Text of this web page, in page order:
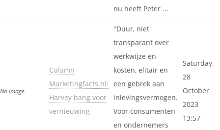
nu heeft Peter ...
No image
Column
Marketingfacts.nl:
Harvey bang voor
vernieuwing
"Duur, niet
transparant over
werkwijze en
kosten, elitair en
een gebrek aan
inlevingsvermogen.
Voor consumenten
en ondernemers
Saturday,
28
October
2023
13:57